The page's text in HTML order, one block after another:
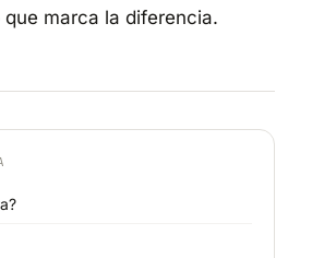
marca la diferencia.